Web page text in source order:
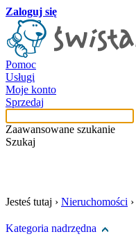
Zaloguj się
Pomoc
Usługi
Moje konto
Sprzedaj
Zaawansowane szukanie
Szukaj
Jesteś tutaj › Nieruchomości ›
Kategoria nadrzędna